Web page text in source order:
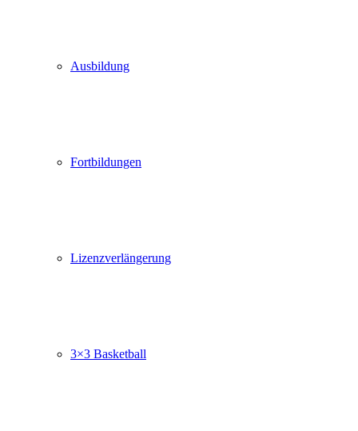
Ausbildung
Fortbildungen
Lizenzverlängerung
3×3 Basketball